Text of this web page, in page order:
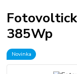
385Wp
Novinka